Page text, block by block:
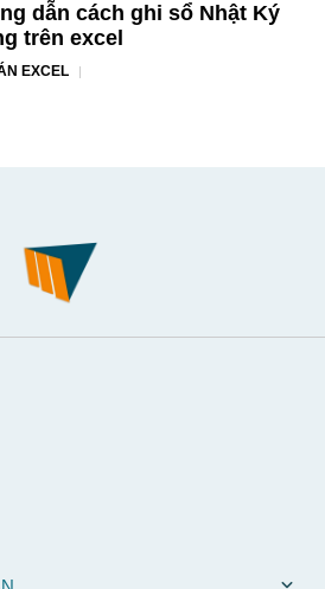
dẫn cách ghi sổ Nhật Ký
trên excel
EXCEL